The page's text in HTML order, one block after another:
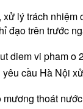
lý trách
đạo trên trước
cầu Hà Nội
thoát